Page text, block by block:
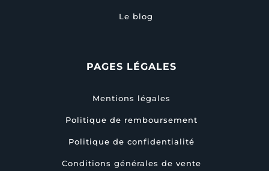
Le blog
PAGES LÉGALES
Mentions légales
Politique de remboursement
Politique de confidentialité
Conditions générales de vente